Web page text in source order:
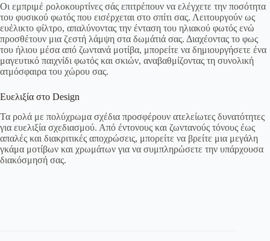
Οι εμπριμέ ρολοκουρτίνες σάς επιτρέπουν να ελέγχετε την ποσότητα
του φυσικού φωτός που εισέρχεται στο σπίτι σας. Λειτουργούν ως
ευέλικτο φίλτρο, απαλύνοντας την ένταση του ηλιακού φωτός ενώ
προσθέτουν μια ζεστή λάμψη στα δωμάτιά σας. Διαχέοντας το φως
του ήλιου μέσα από ζωντανά μοτίβα, μπορείτε να δημιουργήσετε ένα
μαγευτικό παιχνίδι φωτός και σκιών, αναβαθμίζοντας τη συνολική
ατμόσφαιρα του χώρου σας.
Ευελιξία στο Design
Τα ρολά με πολύχρωμα σχέδια προσφέρουν ατελείωτες δυνατότητες
για ευελιξία σχεδιασμού. Από έντονους και ζωντανούς τόνους έως
απαλές και διακριτικές αποχρώσεις, μπορείτε να βρείτε μια μεγάλη
γκάμα μοτίβων και χρωμάτων για να συμπληρώσετε την υπάρχουσα
διακόσμησή σας.